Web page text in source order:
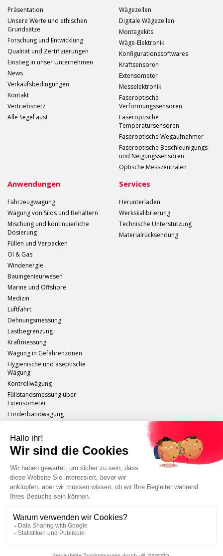
Präsentation
Unsere Werte und ethischen
Grundsätze
Forschung und Entwicklung
Qualität und Zertifizierungen
Einstieg in unser Unternehmen
News
Verkaufsbedingungen
Kontakt
Vertriebsnetz
Alle Segel aus!
Wägezellen
Digitale Wägezellen
Montagekits
Wäge-Elektronik
Konfigurationssoftwares
Kraftsensoren
Extensometer
Messelektronik
Faseroptische
Verformungssensoren
Faseroptische
Temperatursensoren
Faseroptische Wegaufnehmer
Faseroptische Beschleunigungs-
und Neigungssensoren
Optische Messzentralen
Anwendungen
Fahrzeugwägung
Wägung von Silos und Behältern
Mischung und kontinuierliche
Dosierung
Füllen und Verpacken
Öl & Gas
Windenergie
Bauingenieurwesen
Marine und Offshore
Medizin
Luftfahrt
Dehnungsmessung
Lastbegrenzung
Kraftmessung
Wägung in Gefahrenzonen
Hygienische und aseptische
Wägung
Kontrollwägung
Füllstandsmessung über
Extensometer
Förderbandwägung
Services
Herunterladen
Werkskalibrierung
Technische Unterstützung
Materialrücksendung
Scaime
Impressum
Sitemap Schutz persönlicher Daten